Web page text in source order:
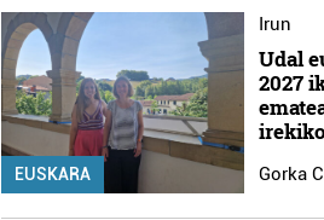
EUSKARA
Irun
Udal
2027
Gorka